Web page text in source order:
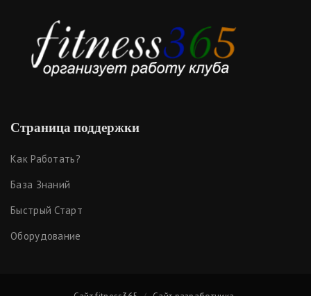
Страница поддержки
Как Работать?
База Знаний
Быстрый Старт
Оборудование